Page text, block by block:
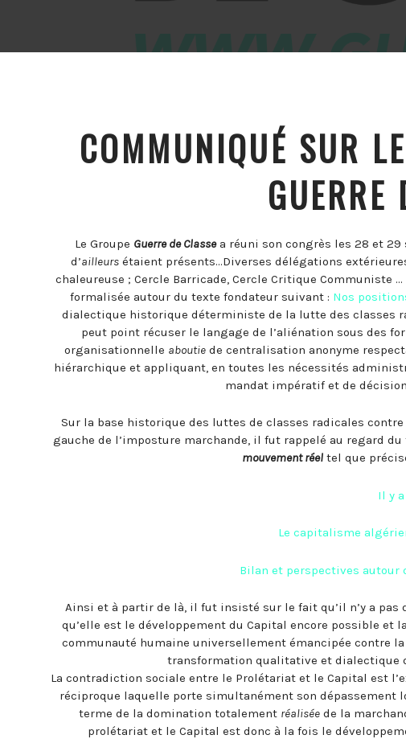
COMMUNIQUÉ SUR
GUERRE
Le Groupe Guerre de Classea réuni son congrès les 28 et 29
d’ailleurs étaient présents…Diverses délégations
chaleureuse ; Cercle Barricade, Cercle Critique
formalisée autour du texte fondateur suivant : Nos
dialectique historique déterministe de la lutte des classes
peut point récuser le langage de l’aliénation sous des
organisationnelle aboutie de centralisation anonyme
hiérarchique et appliquant, en toutes les nécessités
mandat impératif et de
Sur la base historique des luttes de classes radicales
gauche de l’imposture marchande, il fut rappelé au regard
mouvement réeltel que
Il y
Le capitalisme
Bilan et perspectives autour
Ainsi et à partir de là, il fut insisté sur le fait qu’il n’y a
qu’elle est le développement du Capital encore possible
communauté humaine universellement émancipée contre
transformation qualitative et dialectique
La contradiction sociale entre le Prolétariat et le Capital est
réciproque laquelle porte simultanément son dépassement
terme de la domination totalement réaliséede la
prolétariat et le Capital est donc à la fois le